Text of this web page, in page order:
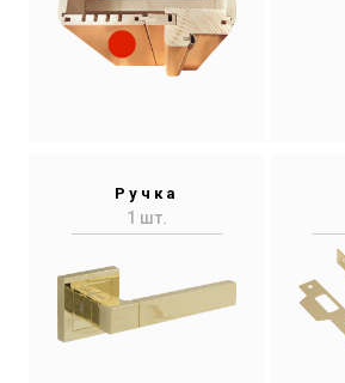
Ручка
1 шт.